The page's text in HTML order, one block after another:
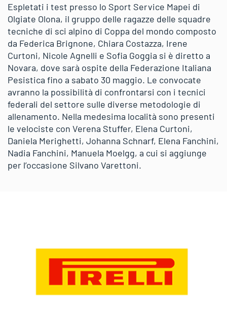
Espletati i test presso lo Sport Service Mapei di
Olgiate Olona, il gruppo delle ragazze delle squadre
tecniche di sci alpino di Coppa del mondo composto
da Federica Brignone, Chiara Costazza, Irene
Curtoni, Nicole Agnelli e Sofia Goggia si è diretto a
Novara, dove sarà ospite della Federazione Italiana
Pesistica fino a sabato 30 maggio. Le convocate
avranno la possibilità di confrontarsi con i tecnici
federali del settore sulle diverse metodologie di
allenamento. Nella medesima località sono presenti
le velociste con Verena Stuffer, Elena Curtoni,
Daniela Merighetti, Johanna Schnarf, Elena Fanchini,
Nadia Fanchini, Manuela Moelgg, a cui si aggiunge
per l’occasione Silvano Varettoni.